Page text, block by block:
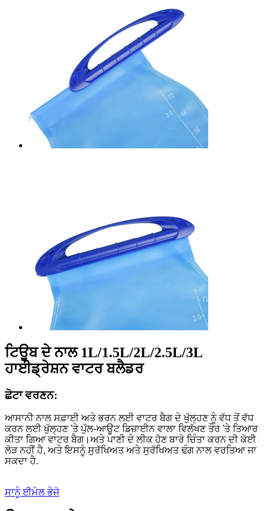
ਟਿਊਬ ਦੇ ਨਾਲ 1L/1.5L/2L/2.5L/3L
ਹਾਈਡ੍ਰੇਸ਼ਨ ਵਾਟਰ ਬਲੈਡਰ
ਛੋਟਾ ਵਰਣਨ:
ਆਸਾਨੀ ਨਾਲ ਸਫ਼ਾਈ ਅਤੇ ਭਰਨ ਲਈ ਵਾਟਰ ਬੈਗ ਦੇ ਖੁੱਲ੍ਹਣ ਨੂੰ ਵੱਧ ਤੋਂ ਵੱਧ
ਕਰਨ ਲਈ ਖੁੱਲ੍ਹਣ 'ਤੇ ਪੁੱਲ-ਆਊਟ ਡਿਜ਼ਾਈਨ ਵਾਲਾ ਵਿਲੱਖਣ ਤੌਰ 'ਤੇ ਤਿਆਰ
ਕੀਤਾ ਗਿਆ ਵਾਟਰ ਬੈਗ।ਅਤੇ ਪਾਣੀ ਦੇ ਲੀਕ ਹੋਣ ਬਾਰੇ ਚਿੰਤਾ ਕਰਨ ਦੀ ਕੋਈ
ਲੋੜ ਨਹੀਂ ਹੈ, ਅਤੇ ਇਸਨੂੰ ਸੁਰੱਖਿਅਤ ਅਤੇ ਸੁਰੱਖਿਅਤ ਢੰਗ ਨਾਲ ਵਰਤਿਆ ਜਾ
ਸਕਦਾ ਹੈ.
ਸਾਨੂੰ ਈਮੇਲ ਭੇਜੋ